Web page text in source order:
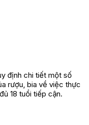
định chi tiết một số
rượu, bia về việc thực
18 tuổi tiếp cận.